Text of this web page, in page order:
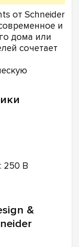
от Schneider
и
дома или
сочетает
250 В
&